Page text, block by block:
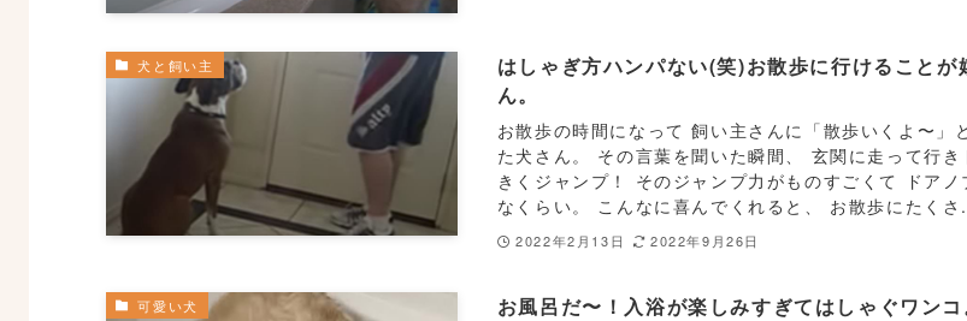
犬と飼い主
はしゃぎ方ハンパない(笑)お散歩に行けることが
ん。
お散歩の時間になって 飼い主さんに「散歩いくよ〜」
た犬さん。 その言葉を聞いた瞬間、 玄関に走って行
きくジャンプ！ そのジャンプ力がものすごくて ドアノ
なくらい。 こんなに喜んでくれると、 お散歩にたく
2022年2月13日 2022年9月26日
可愛い犬 お風呂だ〜！入浴が楽しみすぎてはしゃぐワンコ